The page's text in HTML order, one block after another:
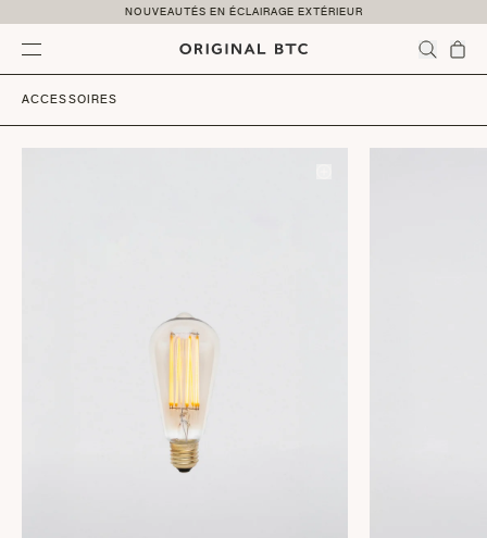
NOUVEAUTÉS EN ÉCLAIRAGE EXTÉRIEUR
Menu
ACCESSOIRES